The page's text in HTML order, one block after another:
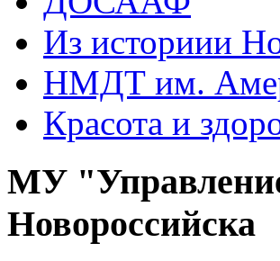
Из историии
НМДТ им.
Красота и
МУ
Новороссийска